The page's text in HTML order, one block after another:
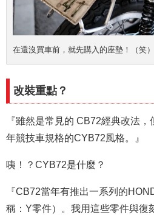
在還沒買車前，就先購入的座墊！（笑）
改裝重點？
『雖然是常見的 CB72經典改法
年競技車規格的CYB72風格。』
咦！？CYB72是什麼？
『CB72當年有推出一系列的
稱：Y零件）。我用這些零件與復